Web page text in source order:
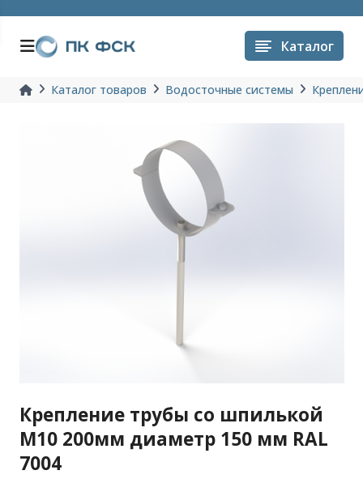
Каталог
Каталог товаров Водосточные системы
Крепление трубы со шпилькой
М10 200мм диаметр 150 мм RAL
7004